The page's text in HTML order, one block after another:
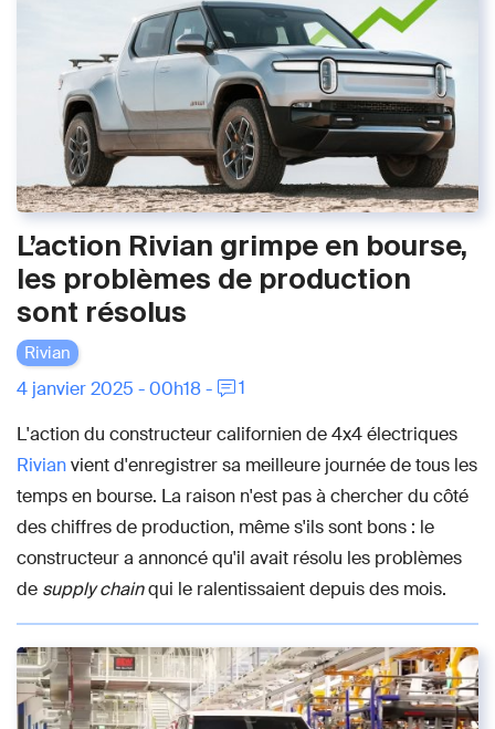
L’action Rivian grimpe en bourse,
les problèmes de production
sont résolus
Rivian
4 janvier 2025 - 00h18 -
1
L'action du constructeur californien de 4x4 électriques
Rivianvient d'enregistrer sa meilleure journée de tous les
temps en bourse. La raison n'est pas à chercher du côté
des chiffres de production, même s'ils sont bons : le
constructeur a annoncé qu'il avait résolu les problèmes
de supply chainqui le ralentissaient depuis des mois.